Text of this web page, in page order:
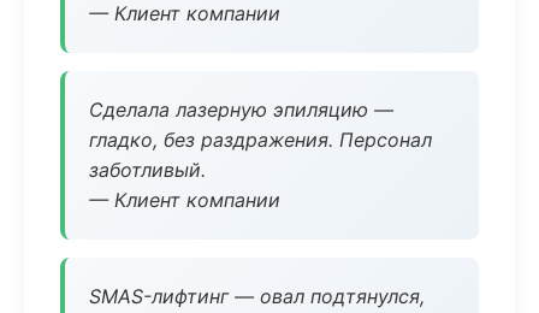
— Клиент компании
Сделала лазерную эпиляцию —
гладко, без раздражения. Персонал
заботливый.
— Клиент компании
SMAS-лифтинг — овал подтянулся,